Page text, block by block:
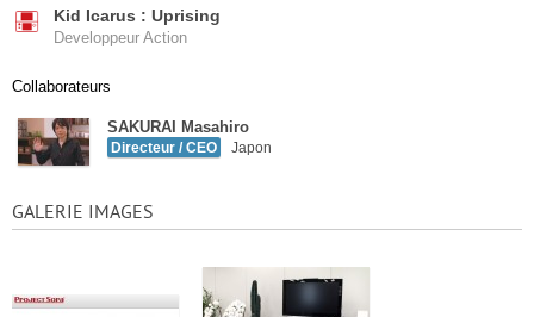
Kid Icarus : Uprising
Developpeur Action
Collaborateurs
SAKURAI Masahiro
Directeur / CEO Japon
GALERIE IMAGES